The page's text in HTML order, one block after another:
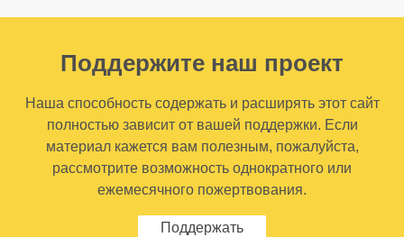
Поддержите наш проект
Наша способность содержать и расширять этот сайт
полностью зависит от вашей поддержки. Если
материал кажется вам полезным, пожалуйста,
рассмотрите возможность однократного или
ежемесячного пожертвования.
Поддержать